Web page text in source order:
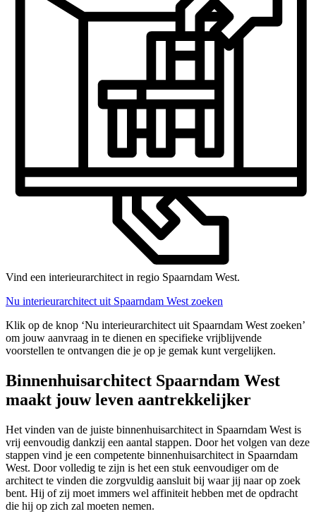
Vind een interieurarchitect in regio Spaarndam West.
Nu interieurarchitect uit Spaarndam West zoeken
Klik op de knop ‘Nu interieurarchitect uit Spaarndam West zoeken’
om jouw aanvraag in te dienen en specifieke vrijblijvende
voorstellen te ontvangen die je op je gemak kunt vergelijken.
Binnenhuisarchitect Spaarndam West
maakt jouw leven aantrekkelijker
Het vinden van de juiste binnenhuisarchitect in Spaarndam West is
vrij eenvoudig dankzij een aantal stappen. Door het volgen van deze
stappen vind je een competente binnenhuisarchitect in Spaarndam
West. Door volledig te zijn is het een stuk eenvoudiger om de
architect te vinden die zorgvuldig aansluit bij waar jij naar op zoek
bent. Hij of zij moet immers wel affiniteit hebben met de opdracht
die hij op zich zal moeten nemen.